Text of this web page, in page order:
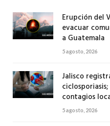
Erupción del
evacuar
a Guatemala
5 agosto, 2026
Jalisco
contagios
5 agosto, 2026